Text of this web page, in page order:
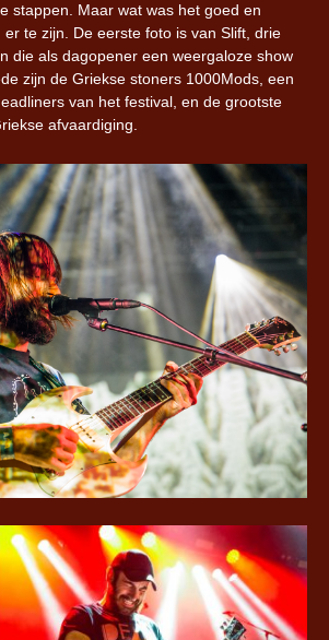
stappen. Maar wat was het goed en
te zijn. De eerste foto is van Slift, drie
die als dagopener een weergaloze show
zijn de Griekse stoners 1000Mods, een
van het festival, en de grootste
afvaardiging.